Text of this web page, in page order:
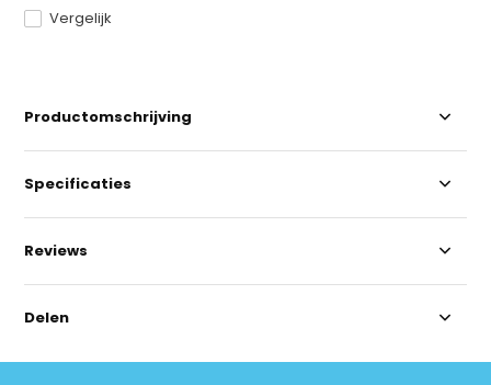
Vergelijk
Productomschrijving
Specificaties
Reviews
Delen